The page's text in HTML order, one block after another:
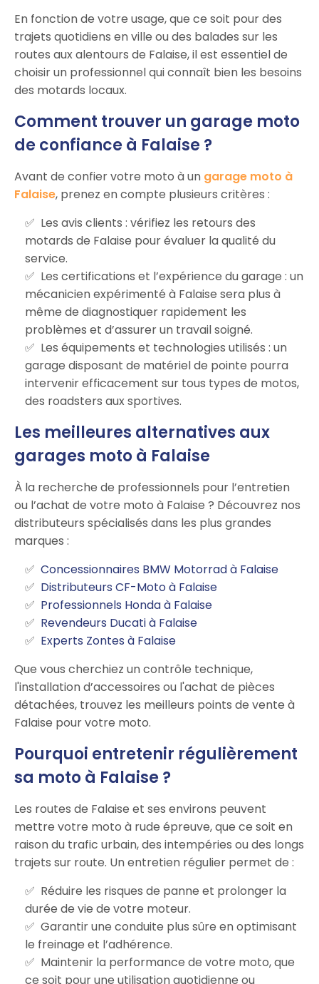
En fonction de votre usage, que ce soit pour des
trajets quotidiens en ville ou des balades sur les
routes aux alentours de Falaise, il est essentiel de
choisir un professionnel qui connaît bien les besoins
des motards locaux.
Comment trouver un garage moto
de confiance à Falaise ?
Avant de confier votre moto à un garage moto à
Falaise, prenez en compte plusieurs critères :
Les avis clients : vérifiez les retours des
motards de Falaise pour évaluer la qualité du
service.
Les certifications et l’expérience du garage : un
mécanicien expérimenté à Falaise sera plus à
même de diagnostiquer rapidement les
problèmes et d’assurer un travail soigné.
Les équipements et technologies utilisés : un
garage disposant de matériel de pointe pourra
intervenir efficacement sur tous types de motos,
des roadsters aux sportives.
Les meilleures alternatives aux
garages moto à Falaise
À la recherche de professionnels pour l’entretien
ou l’achat de votre moto à Falaise ? Découvrez nos
distributeurs spécialisés dans les plus grandes
marques :
Concessionnaires BMW Motorrad à Falaise
Distributeurs CF-Moto à Falaise
Professionnels Honda à Falaise
Revendeurs Ducati à Falaise
Experts Zontes à Falaise
Que vous cherchiez un contrôle technique,
l'installation d’accessoires ou l'achat de pièces
détachées, trouvez les meilleurs points de vente à
Falaise pour votre moto.
Pourquoi entretenir régulièrement
sa moto à Falaise ?
Les routes de Falaise et ses environs peuvent
mettre votre moto à rude épreuve, que ce soit en
raison du trafic urbain, des intempéries ou des longs
trajets sur route. Un entretien régulier permet de :
Réduire les risques de panne et prolonger la
durée de vie de votre moteur.
Garantir une conduite plus sûre en optimisant
le freinage et l’adhérence.
Maintenir la performance de votre moto, que
ce soit pour une utilisation quotidienne ou